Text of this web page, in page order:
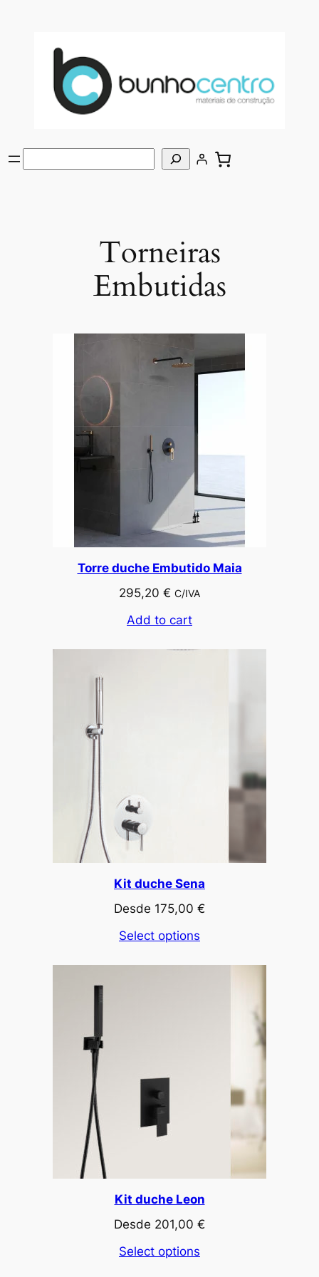
Torneiras
Embutidas
Torre duche Embutido Maia
295,20 € C/IVA
Add to cart
Kit duche Sena
Desde 175,00 €
Select options
Kit duche Leon
Desde 201,00 €
Select options